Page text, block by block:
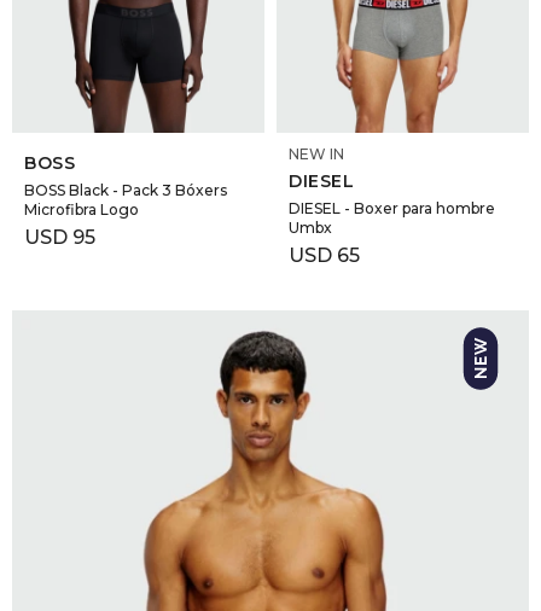
SELECCIONAR TALLE
BOSS
BOSS Black - Pack 3 Bóxers
Microfibra Logo
USD 95
SELECCIONAR TALLE
NEW IN
DIESEL
DIESEL - Boxer para hombre
Umbx
USD 65